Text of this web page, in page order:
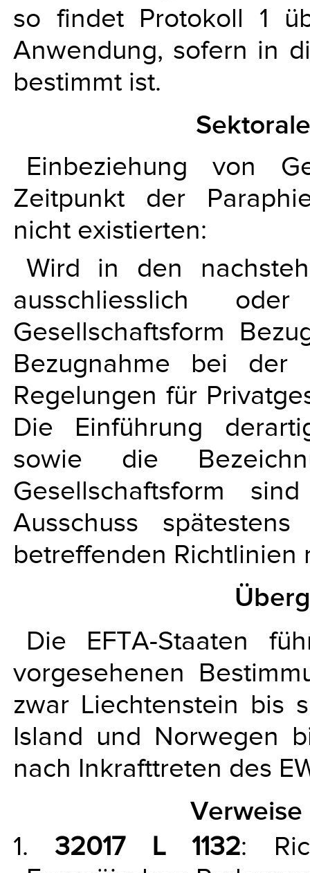
so findet Protokoll 1
Anwendung, sofern in
bestimmt ist.
Einbeziehung von
Zeitpunkt der
nicht existierten:
Wird in den
ausschliesslich
Gesellschaftsform
Bezugnahme bei der
Regelungen für
Die Einführung
sowie die
Gesellschaftsform
Ausschuss
betreffenden Richtlinien
Die EFTA-Staaten
vorgesehenen
zwar Liechtenstein bis
Island und Norwegen
nach Inkrafttreten des
Verweise
1. 32017 L 1132: